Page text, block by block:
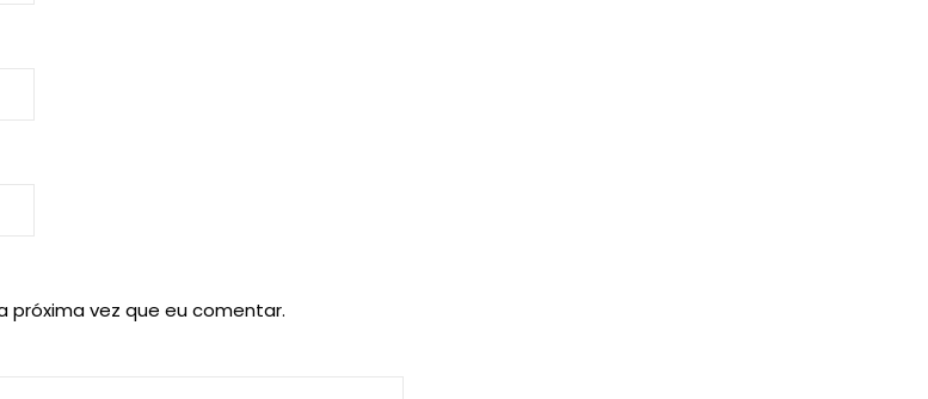
próxima vez que eu comentar.